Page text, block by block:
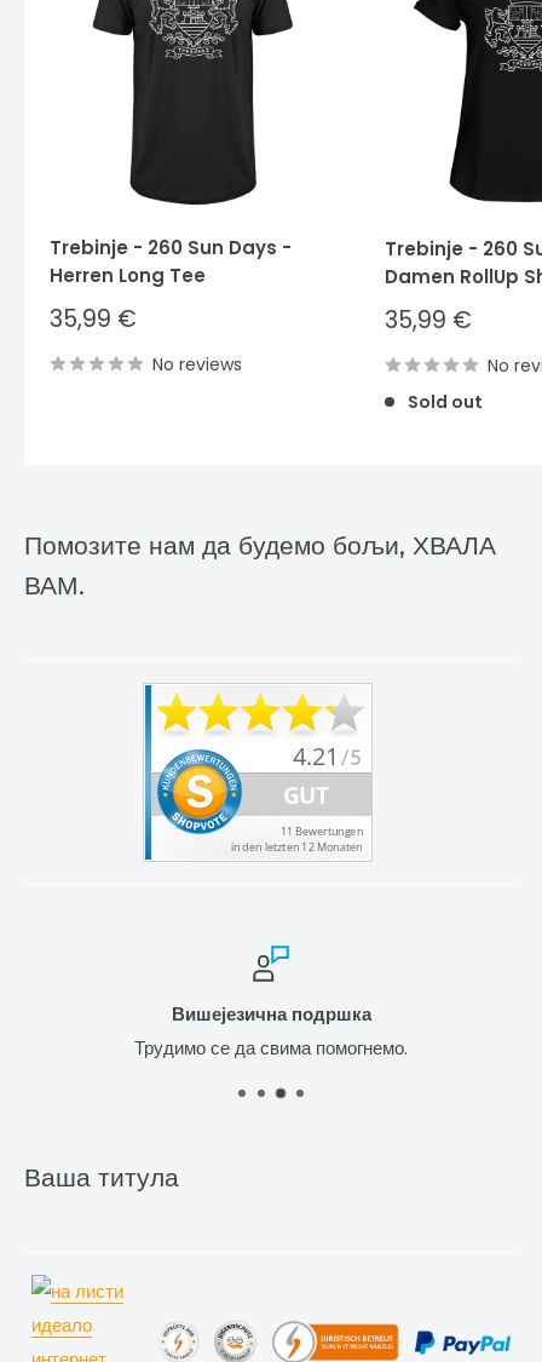
Trebinje - 260 Sun Days -
Herren Long Tee
Sale
price
35,99 €
No reviews
Trebinje - 260
Damen RollUp
Sale
price
35,99 €
No
Sold out
Помозите нам да будемо бољи, ХВАЛА
ВАМ.
Вишејезична подршка
Трудимо се да свима помогнемо.
Ваша титула